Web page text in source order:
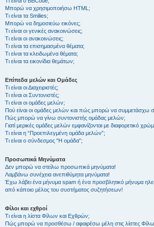
Μπορώ να χρησιμοποιήσω HTML;
Τι είναι τα Smilies;
Μπορώ να δημοσιεύω εικόνες;
Τι είναι οι γενικές ανακοινώσεις;
Τι είναι οι ανακοινώσεις;
Τι είναι τα επισημασμένα θέματα;
Τι είναι τα κλειδωμένα θέματα;
Τι είναι τα εικονίδια θεμάτων;
Επίπεδα μελών και Ομάδες
Τι είναι οι Διαχειριστές;
Τι είναι οι Συντονιστές;
Τι είναι οι ομάδες μελών;
Πού είναι οι ομάδες μελών και πώς μπορώ να συμμετάσχω
Πώς μπορώ να γίνω συντονιστής ομάδας μελών;
Γιατί μερικές ομάδες μελών εμφανίζονται με διαφορετικό
Τι είναι η “Προεπιλεγμένη ομάδα μελών”;
Τι είναι ο σύνδεσμος "Η ομάδα”;
Προσωπικά Μηνύματα
Δεν μπορώ να στείλω προσωπικά μηνύματα!
Λαμβάνω συνέχεια ανεπιθύμητα μηνύματα!
Έχω λάβει ένα μήνυμα spam ή ένα προσβλητικό μήνυμα
από κάποιο μέλος του συστήματος συζητήσεων!
Φίλοι και εχθροί
Τι είναι η λίστα Φίλων και Εχθρών;
Πώς μπορώ να προσθέσω / αφαιρέσω μέλη στις λίστες